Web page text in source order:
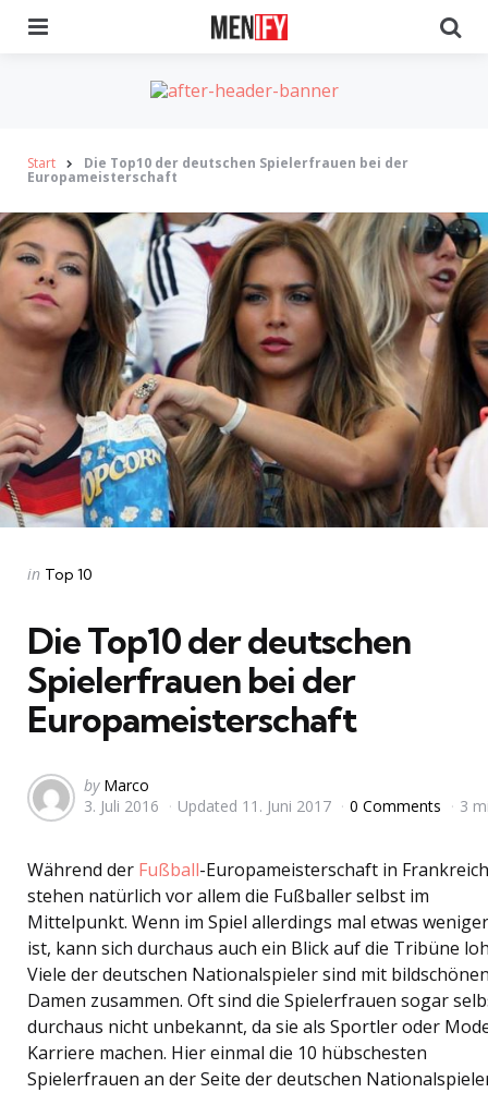
Start Die Top10 der deutschen Spielerfrauen bei der
Europameisterschaft
Categories
Posted
in Top 10
Die Top10 der deutschen
Spielerfrauen bei der
Europameisterschaft
Posted
by
by Marco
3. Juli 2016
Updated 11. Juni 2017 0 Comments 3
Während der Fußball-Europameisterschaft in Frankreich
stehen natürlich vor allem die Fußballer selbst im
Mittelpunkt. Wenn im Spiel allerdings mal etwas
ist, kann sich durchaus auch ein Blick auf die Tribüne
Viele der deutschen Nationalspieler sind mit
Damen zusammen. Oft sind die Spielerfrauen sogar
durchaus nicht unbekannt, da sie als Sportler oder
Karriere machen. Hier einmal die 10 hübschesten
Spielerfrauen an der Seite der deutschen